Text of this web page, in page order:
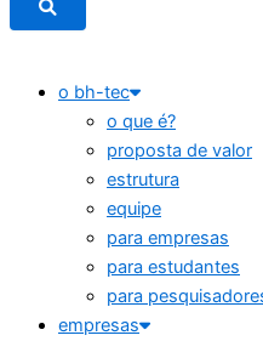
o bh-tec
o que é?
proposta de valor
estrutura
equipe
para empresas
para estudantes
para
empresas